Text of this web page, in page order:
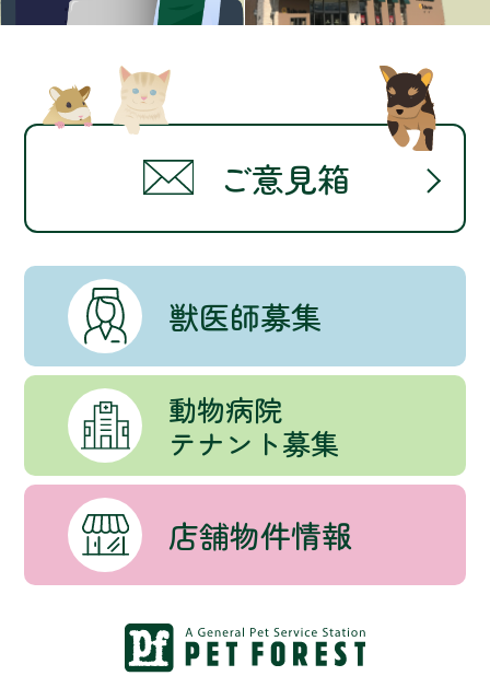
ご意見箱
獣医師募集
動物病院
テナント募集
店舗物件情報